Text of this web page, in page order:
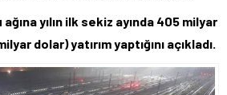
56 Milyon Euro’luk Yenileme: Sol Tüneli
yılın ilk sekiz ayında 405 milyar
dolar) yatırım yaptığını açıkladı.